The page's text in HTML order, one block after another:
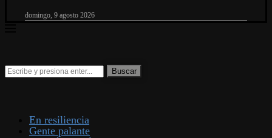
domingo, 9 agosto 2026
En resiliencia
Gente palante